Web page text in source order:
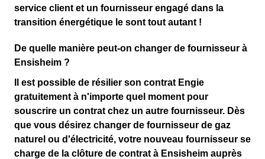
service client et un fournisseur engagé dans la
transition énergétique le sont tout autant !
De quelle manière peut-on changer de fournisseur à
Ensisheim ?
Il est possible de résilier son contrat Engie
gratuitement à n'importe quel moment pour
souscrire un contrat chez un autre fournisseur. Dès
que vous désirez changer de fournisseur de gaz
naturel ou d'électricité, votre nouveau fournisseur se
charge de la clôture de contrat à Ensisheim auprès